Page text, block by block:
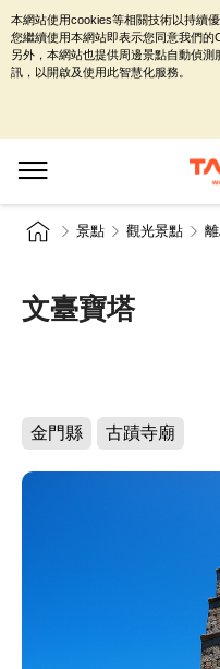
景點 觀光景點
文臺寶塔
金門縣 古蹟寺廟
本網站使用cookies等相關技術以持續
您繼續使用本網站即表示您同意我們的
另外，本網站也提供周邊景點自動偵
訊，以開啟及使用此智慧化服務。